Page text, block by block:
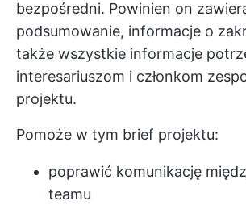
bezpośredni. Powinien on
podsumowanie, informacje o
także wszystkie informacje
interesariuszom i członkom
projektu.
Pomoże w tym brief projektu:
poprawić komunikację
teamu